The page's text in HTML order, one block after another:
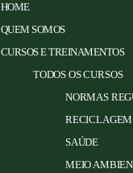
HOME
QUEM SOMOS
CURSOS E TREINAMENTOS
TODOS OS CURSOS
NORMAS
RECICLAGEM
SAÚDE
MEIO